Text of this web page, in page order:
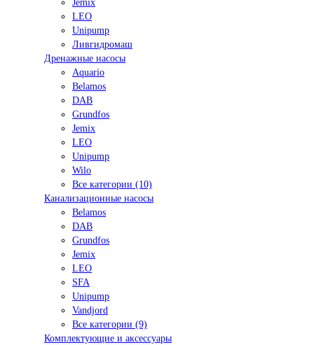
Jemix
LEO
Unipump
Ливгидромаш
Дренажные насосы
Aquario
Belamos
DAB
Grundfos
Jemix
LEO
Unipump
Wilo
Все категории (10)
Канализационные насосы
Belamos
DAB
Grundfos
Jemix
LEO
SFA
Unipump
Vandjord
Все категории (9)
Комплектующие и аксессуары